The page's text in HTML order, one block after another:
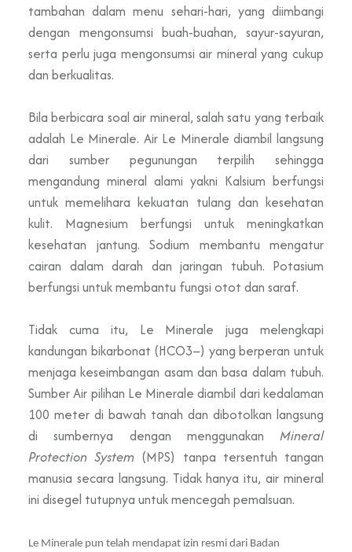
tambahan dalam menu sehari-hari, yang diimbangi
dengan mengonsumsi buah-buahan, sayur-sayuran,
serta perlu juga mengonsumsi air mineral yang cukup
dan berkualitas.
Bila berbicara soal air mineral, salah satu yang terbaik
adalah Le Minerale. Air Le Minerale diambil langsung
dari sumber pegunungan terpilih sehingga
mengandung mineral alami yakni Kalsium berfungsi
untuk memelihara kekuatan tulang dan kesehatan
kulit. Magnesium berfungsi untuk meningkatkan
kesehatan jantung. Sodium membantu mengatur
cairan dalam darah dan jaringan tubuh. Potasium
berfungsi untuk membantu fungsi otot dan saraf.
Tidak cuma itu, Le Minerale juga melengkapi
kandungan bikarbonat (HCO3–) yang berperan untuk
menjaga keseimbangan asam dan basa dalam tubuh.
Sumber Air pilihan Le Minerale diambil dari kedalaman
100 meter di bawah tanah dan dibotolkan langsung
di sumbernya dengan menggunakan Mineral
Protection System (MPS) tanpa tersentuh tangan
manusia secara langsung. Tidak hanya itu, air mineral
ini disegel tutupnya untuk mencegah pemalsuan.
Le Minerale pun telah mendapat izin resmi dari Badan